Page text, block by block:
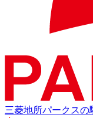
三菱地所パークスの